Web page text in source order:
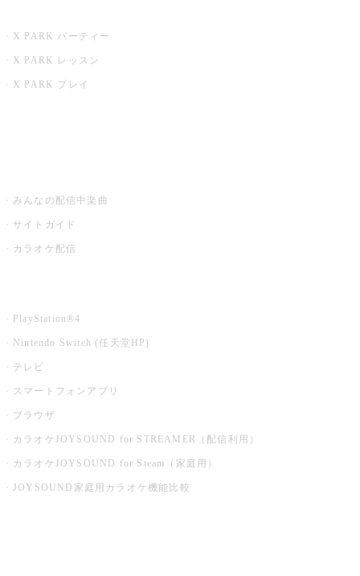
X PARK パーティー
X PARK レッスン
X PARK プレイ
みんなの配信中楽曲
サイトガイド
カラオケ配信
PlayStation®4
Nintendo Switch (任天堂HP)
テレビ
スマートフォンアプリ
ブラウザ
カラオケJOYSOUND for STREAMER（配信利用）
カラオケJOYSOUND for Steam（家庭用）
JOYSOUND家庭用カラオケ機能比較